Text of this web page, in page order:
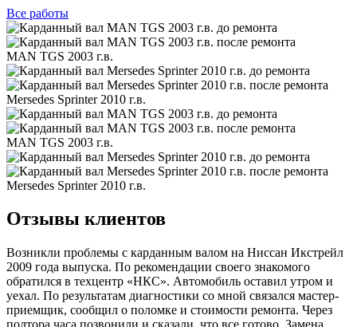
Все работы
MAN TGS 2003 г.в.
Mersedes Sprinter 2010 г.в.
MAN TGS 2003 г.в.
Mersedes Sprinter 2010 г.в.
Отзывы клиентов
Возникли проблемы с карданным валом на Ниссан Икстрейл
2009 года выпуска. По рекомендации своего знакомого
обратился в техцентр «НКС». Автомобиль оставил утром и
уехал. По результатам диагностики со мной связался мастер-
приемщик, сообщил о поломке и стоимости ремонта. Через